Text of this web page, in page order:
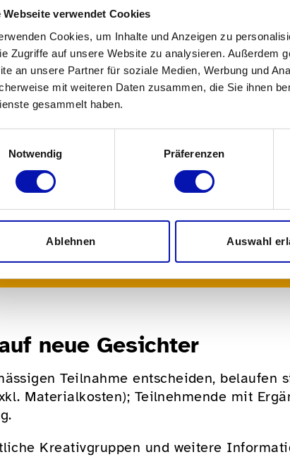
Webseite verwendet Cookies
Cookies, um Inhalte und Anzeigen zu
Zugriffe auf unsere Website zu analysieren. Außerdem
an unsere Partner für soziale Medien, Werbung und
mit weiteren Daten zusammen, die Sie ihnen
gesammelt haben.
Notwendig
Präferenzen
Ablehnen Auswahl
reinschnuppern!
allen Menschen mit einem deutlich
sind in vielen lokalen Gruppen Plätze
Luzern, Nidau, Thun und Bern
ihr Fortbestehen gesichert bleibt.
für einen
Schnupperbesuch bei
Kreativgruppe an!
Jetzt
neue Gesichter
Teilnahme entscheiden, belaufen
Materialkosten); Teilnehmende mit
Kreativgruppen und weitere